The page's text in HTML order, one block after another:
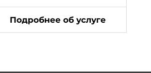
Подробнее об услуге